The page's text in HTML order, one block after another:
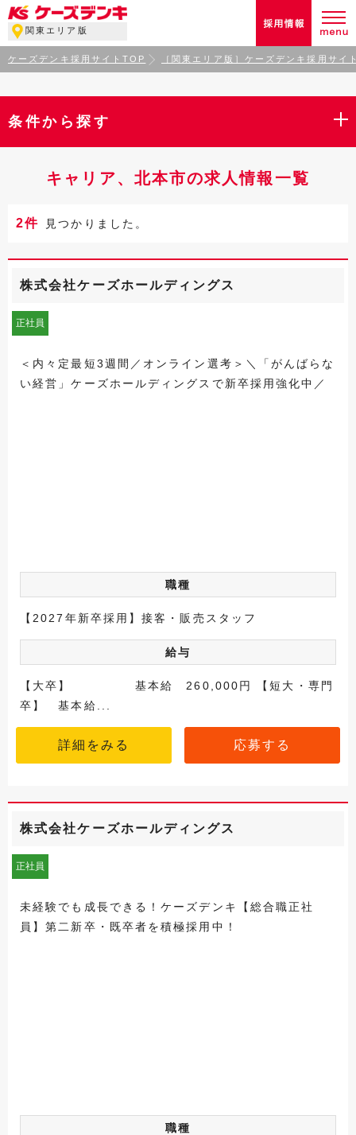
関東エリア版
ケーズデンキ採用サイトTOP ［関東エリア版］ケーズデンキ採用サイ
条件から探す
キャリア、北本市の求人情報一覧
2件 見つかりました。
株式会社ケーズホールディングス
正社員
＜内々定最短3週間／オンライン選考＞＼「がんばらな
い経営」ケーズホールディングスで新卒採用強化中／
職種
【2027年新卒採用】接客・販売スタッフ
給与
【大卒】 基本給 260,000円 【短大・専門
卒】 基本給...
詳細をみる 応募する
株式会社ケーズホールディングス
正社員
未経験でも成長できる！ケーズデンキ【総合職正社
員】第二新卒・既卒者を積極採用中！
職種